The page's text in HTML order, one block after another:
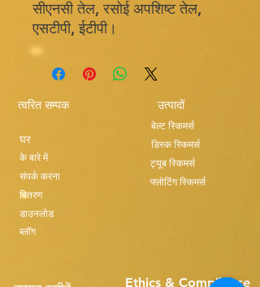
सीएनसी तेल, रसोई अपशिष्ट तेल,
एसटीपी, ईटीपी।
त्वरित सम्पक
घर
के बारे में
संपर्क करना
वितरण
डाउनलोड
ब्लॉग
उत्पादों
बेल्ट स्किमर्स
डिस्क स्किमर्स
ट्यूब स्किमर्स
फ्लोटिंग स्किमर्स
Ethics & Compilance